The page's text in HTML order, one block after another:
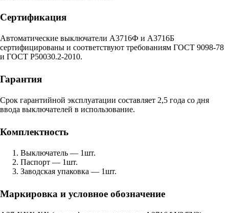
Сертификация
Автоматические выключатели А3716Ф и А3716Б
сертифицированы и соответствуют требованиям ГОСТ 9098-78
и ГОСТ Р50030.2-2010.
Гарантия
Срок гарантийной эксплуатации составляет 2,5 года со дня
ввода выключателей в использование.
Комплектность
Выключатель — 1шт.
Паспорт — 1шт.
Заводская упаковка — 1шт.
Маркировка и условное обозначение